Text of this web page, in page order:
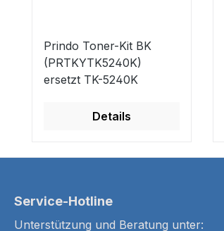
Prindo Toner-Kit BK
(PRTKYTK5240K)
ersetzt TK-5240K
Details
Service-Hotline
Unterstützung und Beratung unter: